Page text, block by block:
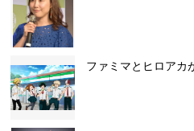
ファミマとヒロアカ